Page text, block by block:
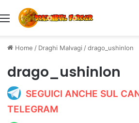
Menu
Home / Draghi Malvagi /drago_ushinlon
drago_ushinlon
SEGUICI ANCHE SUL
TELEGRAM